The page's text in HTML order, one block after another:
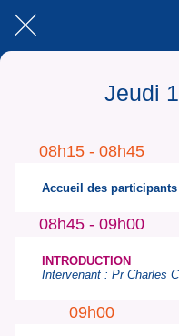
Jeudi
08h15 - 08h45
Accueil des participants
08h45 - 09h00
INTRODUCTION
Intervenant :Pr Charles
09h00